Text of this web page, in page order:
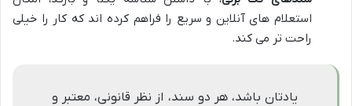
استعلام های آنلاین و سریع را فراهم کرده اند که کار را خیلی
راحت تر می کند.
یادتان باشد، هر دو سند، از نظر قانونی، معتبر و